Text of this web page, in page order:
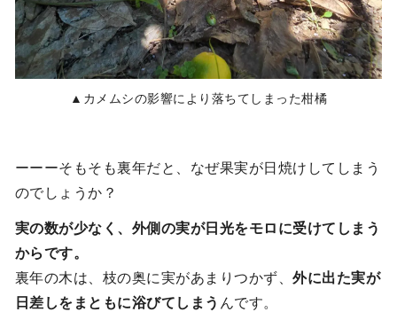
▲カメムシの影響により落ちてしまった柑橘
ーーーそもそも裏年だと、なぜ果実が日焼けしてしまう
のでしょうか？
実の数が少なく、外側の実が日光をモロに受けてしまう
からです。
裏年の木は、枝の奥に実があまりつかず、外に出た実が
日差しをまともに浴びてしまう んです。